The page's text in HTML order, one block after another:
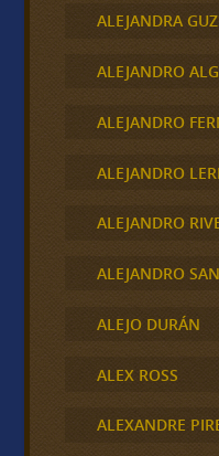
ALEJANDRA
ALEJANDRO
ALEJANDRO
ALEJANDRO
ALEJANDRO
ALEJANDRO
ALEJO DURÁN
ALEX ROSS
ALEXANDRE